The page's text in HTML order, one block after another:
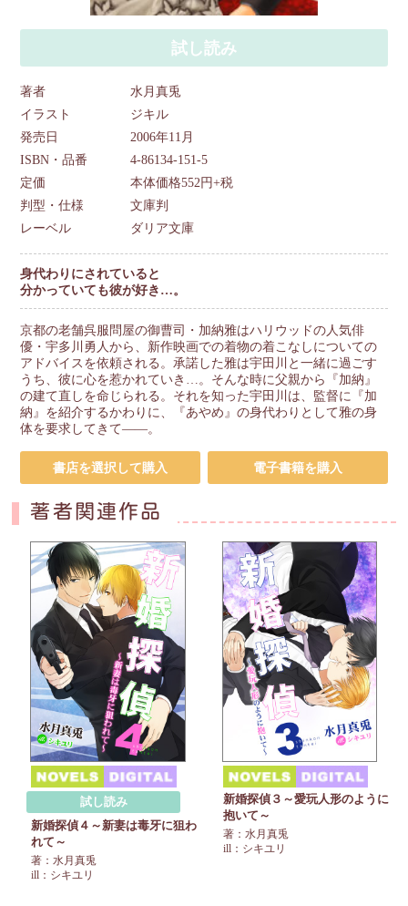
試し読み
著者
水月真兎
イラスト
ジキル
発売日
2006年11月
ISBN・品番
4-86134-151-5
定価
本体価格552円+税
判型・仕様
文庫判
レーベル
ダリア文庫
身代わりにされていると
分かっていても彼が好き…。
京都の老舗呉服問屋の御曹司・加納雅はハリウッドの人気俳
優・宇多川勇人から、新作映画での着物の着こなしについての
アドバイスを依頼される。承諾した雅は宇田川と一緒に過ごす
うち、彼に心を惹かれていき…。そんな時に父親から『加納』
の建て直しを命じられる。それを知った宇田川は、監督に『加
納』を紹介するかわりに、『あやめ』の身代わりとして雅の身
体を要求してきて――。
書店を選択して購入 電子書籍を購入
著者関連作品
試し読み
新婚探偵４～新妻は毒牙に狙わ
れて～
著：水月真兎
ill：シキユリ
新婚探偵３～愛玩人形のように
抱いて～
著：水月真兎
ill：シキユリ